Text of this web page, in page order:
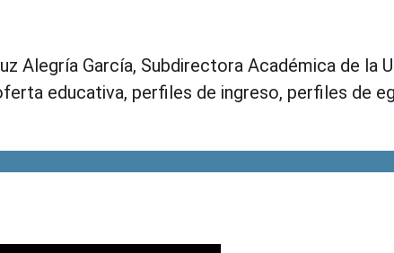
Alegría García, Subdirectora Académica de la
educativa, perfiles de ingreso, perfiles de